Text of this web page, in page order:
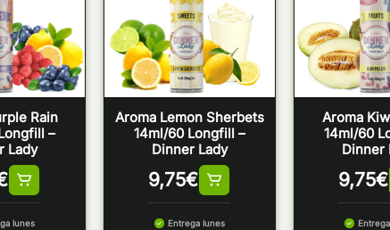
Rain
–
Lady
lunes
Aroma Lemon Sherbets
14ml/60 Longfill –
Dinner Lady
9,75€
Entrega lunes
Aroma
14ml/60
Dinner
9,75€